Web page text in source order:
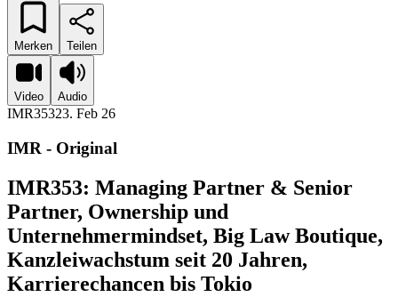
Merken Teilen
Video Audio
IMR35323. Feb 26
IMR - Original
IMR353: Managing Partner & Senior
Partner, Ownership und
Unternehmermindset, Big Law Boutique,
Kanzleiwachstum seit 20 Jahren,
Karrierechancen bis Tokio